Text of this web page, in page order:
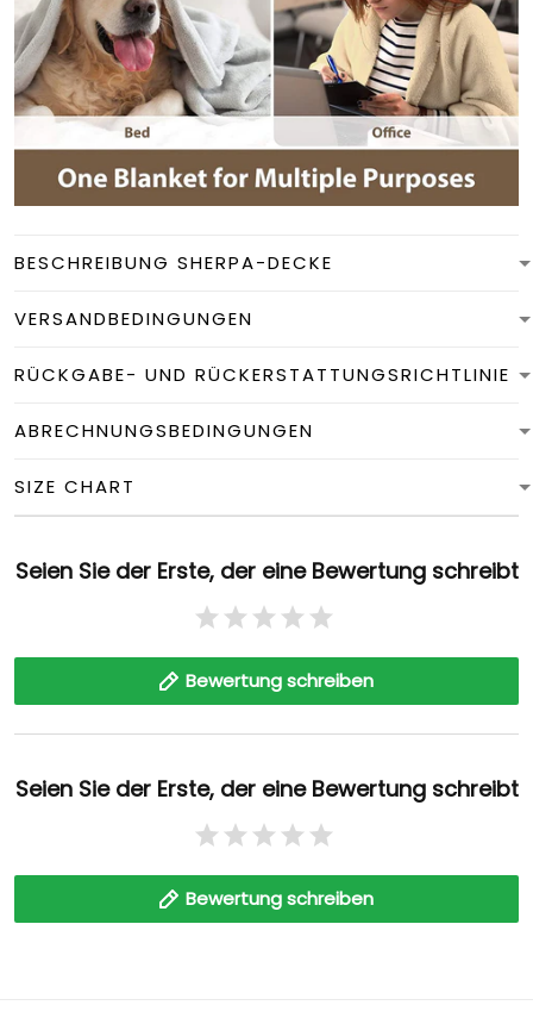
BESCHREIBUNG SHERPA-DECKE
VERSANDBEDINGUNGEN
RÜCKGABE- UND RÜCKERSTATTUNGSRICHTLINIE
ABRECHNUNGSBEDINGUNGEN
SIZE CHART
Seien Sie der Erste, der eine Bewertung schreibt
Bewertung schreiben
Seien Sie der Erste, der eine Bewertung schreibt
Bewertung schreiben